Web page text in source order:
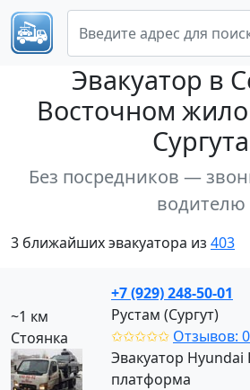
Эвакуатор в
Восточном
Сургута
Без посредников —
водителю
3 ближайших эвакуатора из 403
~1 км
Стоянка
+7 (929) 248-50-01
Рустам (Сургут)
✩✩✩✩✩ Отзывов: 0
Эвакуатор Hyundai
платформа